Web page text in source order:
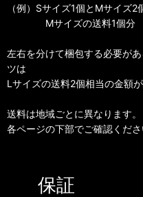
（例）Sサイズ1個とMサイズ2
Mサイズの送料1個分
左右を分けて梱包する必要が
ツは
Lサイズの送料2個相当の金額が
送料は地域ごとに異なります。
各ページの下部でご確認くださ
保証